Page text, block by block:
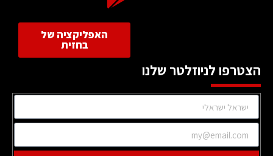
האפליקציה של
בחזית
הצטרפו לניוזלטר שלנו